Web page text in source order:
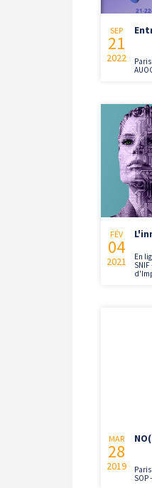
SEP
21
2022
Paris
FÉV
04
2021
En
MAR
28
2019
Paris